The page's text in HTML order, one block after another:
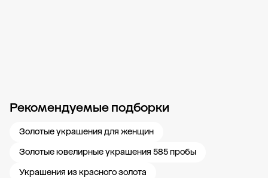
Рекомендуемые подборки
Золотые украшения для женщин
Золотые ювелирные украшения 585 пробы
Украшения из красного золота
Новости компании Журнал ЗОЛОТОЙ Блог